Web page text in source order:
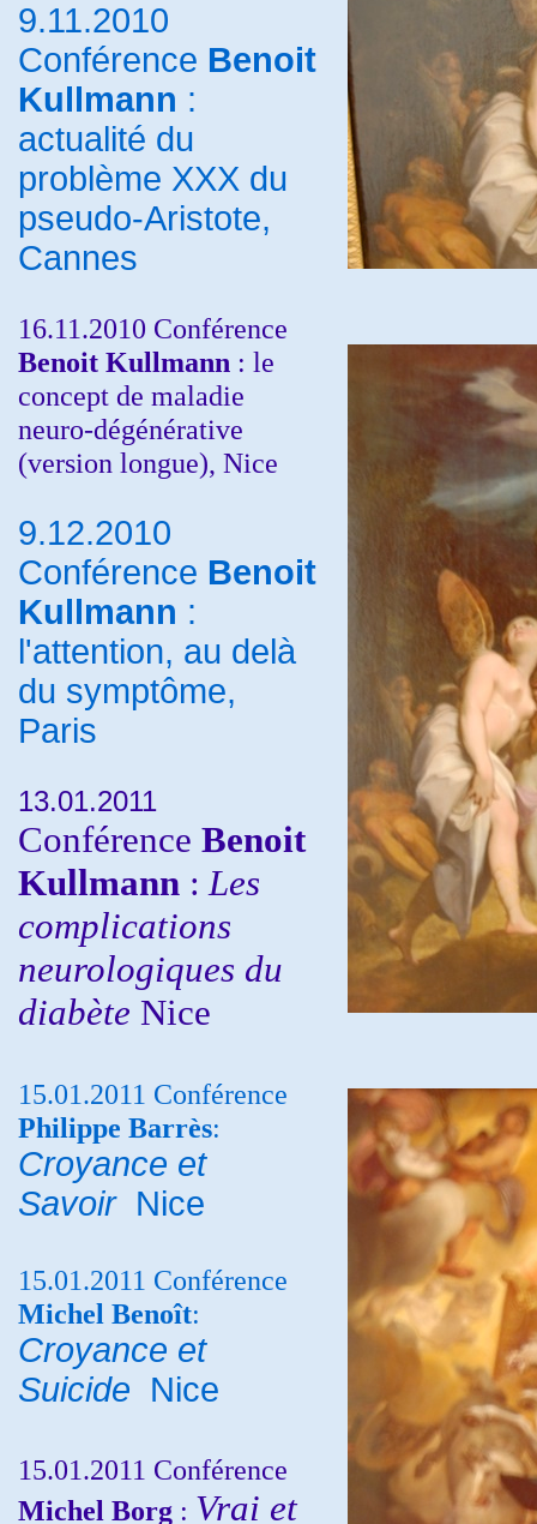
9.11.2010
Conférence Benoit
Kullmann :
actualité du
problème XXX du
pseudo-Aristote,
Cannes
16.11.2010 Conférence
Benoit Kullmann : le
concept de maladie
neuro-dégénérative
(version longue), Nice
9.12.2010
Conférence Benoit
Kullmann :
l'attention, au delà
du symptôme,
Paris
13.01.2011
Conférence Benoit
Kullmann : Les
complications
neurologiques du
diabète Nice
15.01.2011 Conférence
Philippe Barrès:
Croyance et
Savoir Nice
15.01.2011 Conférence
Michel Benoît:
Croyance et
Suicide Nice
15.01.2011 Conférence
Michel Borg : Vrai et